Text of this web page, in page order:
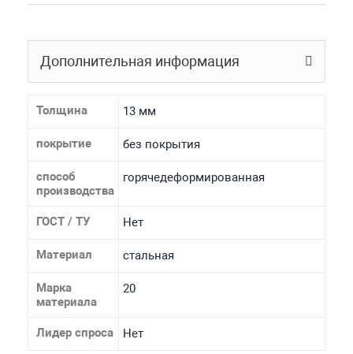
Дополнительная информация
Толщина 13 мм
покрытие без покрытия
способ
производства
горячедеформированная
ГОСТ / ТУ Нет
Материал стальная
Марка
материала
20
Лидер спроса Нет